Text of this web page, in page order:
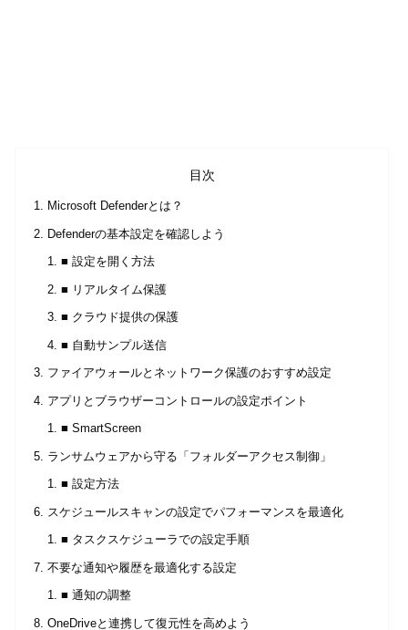
目次
Microsoft Defenderとは？
Defenderの基本設定を確認しよう
■ 設定を開く方法
■ リアルタイム保護
■ クラウド提供の保護
■ 自動サンプル送信
ファイアウォールとネットワーク保護のおすすめ設定
アプリとブラウザーコントロールの設定ポイント
■ SmartScreen
ランサムウェアから守る「フォルダーアクセス制御」
■ 設定方法
スケジュールスキャンの設定でパフォーマンスを最適化
■ タスクスケジューラでの設定手順
不要な通知や履歴を最適化する設定
■ 通知の調整
OneDriveと連携して復元性を高めよう